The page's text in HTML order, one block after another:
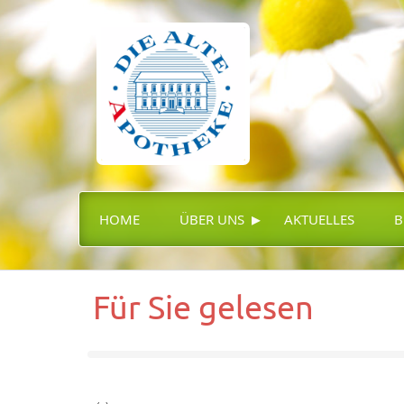
HOME ÜBER UNS ▸ AKTUELLES
Für Sie gelesen